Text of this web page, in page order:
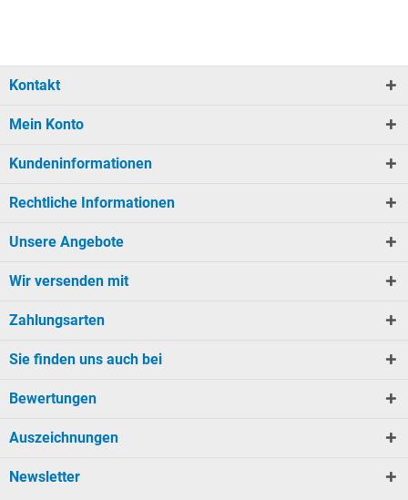
Kontakt
Mein Konto
Kundeninformationen
Rechtliche Informationen
Unsere Angebote
Wir versenden mit
Zahlungsarten
Sie finden uns auch bei
Bewertungen
Auszeichnungen
Newsletter